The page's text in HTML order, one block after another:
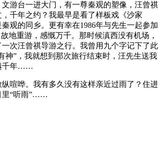
游台一进大门，有一尊秦观的塑像，汪曾祺
千年之约？我最早是看了样板戏《沙家
观的同乡。更有幸在1986年与先生一起参加
地重游，感慨万千。那时候滇西没有机场，
次汪曾祺导游之行。我曾用九个字记下了此
”，我就想到那次旅行结束时，汪先生送我
千年……
喧哗。我有多久没有这样亲近过雨了？住进
里“听雨”……